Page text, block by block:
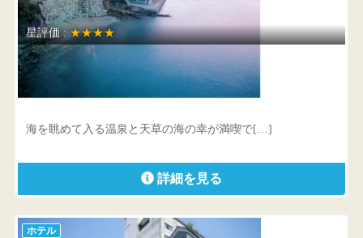
星評価 :★★★★
海のやすらぎ ホテル竜宮
熊本県 上天草市松島町合津6136-20
海を眺めて入る温泉と天草の海の幸が満喫で[…]
詳細を見る
ホテル